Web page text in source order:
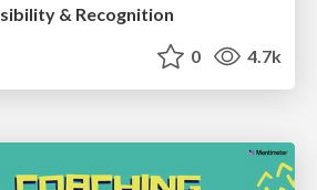
& Recognition
0 4.7k